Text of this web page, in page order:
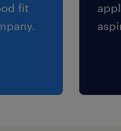
fit